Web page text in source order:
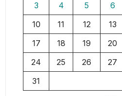
3
4 5 6
10
11 12 13
17
18 19 20
24
25 26 27
31